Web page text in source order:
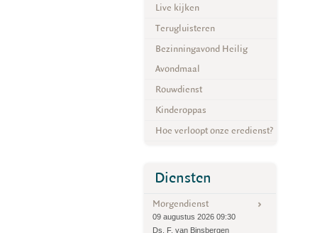
Live kijken
Terugluisteren
Bezinningavond Heilig
Avondmaal
Rouwdienst
Kinderoppas
Hoe verloopt onze eredienst?
Diensten
Morgendienst
09 augustus 2026 09:30
Ds. F. van Binsbergen